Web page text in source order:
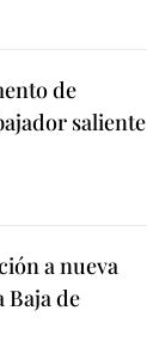
de
saliente
a nueva
Baja de